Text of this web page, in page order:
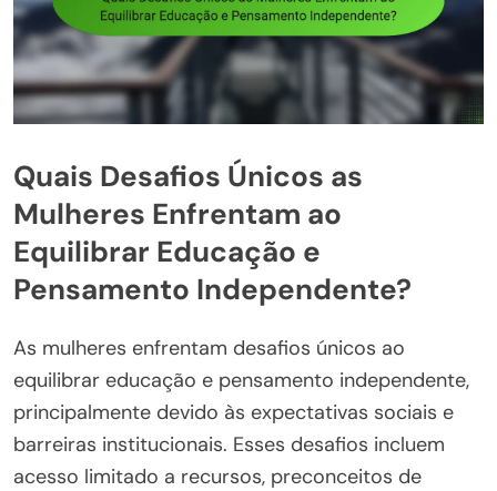
Quais Desafios Únicos as
Mulheres Enfrentam ao
Equilibrar Educação e
Pensamento Independente?
As mulheres enfrentam desafios únicos ao
equilibrar educação e pensamento independente,
principalmente devido às expectativas sociais e
barreiras institucionais. Esses desafios incluem
acesso limitado a recursos, preconceitos de